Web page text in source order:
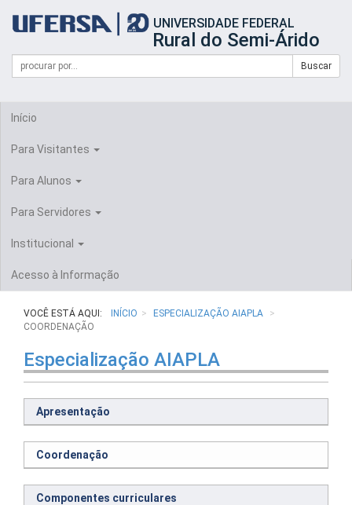
portal
UFERSA
UNIVERSIDADE FEDERAL
Rural do Semi-Árido
Formulário
Busca
Campo
de
Buscar
Início
Para Visitantes
Para Alunos
Para Servidores
Institucional
Acesso à Informação
VOCÊ ESTÁ AQUI: INÍCIO
ESPECIALIZAÇÃO AIAPLA
COORDENAÇÃO
Especialização AIAPLA
Apresentação
Coordenação
Componentes curriculares